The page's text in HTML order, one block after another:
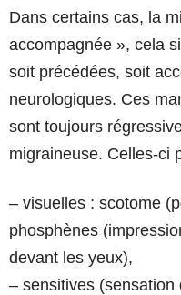
Dans certains cas, la
accompagnée », cela
soit précédées, soit
neurologiques. Ces
sont toujours
migraineuse. Celles-ci
– visuelles : scotome
phosphènes
devant les yeux),
– sensitives (sensation